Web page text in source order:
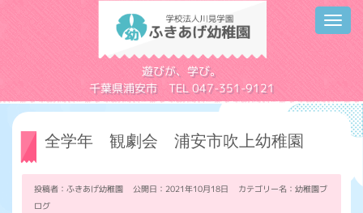
遊びが、学び。
千葉県浦安市 TEL 047-351-9121
全学年 観劇会 浦安市吹上幼稚園
投稿者：ふきあげ幼稚園 公開日：2021年10月18日 カテゴリー名： 幼稚園ブ
ログ